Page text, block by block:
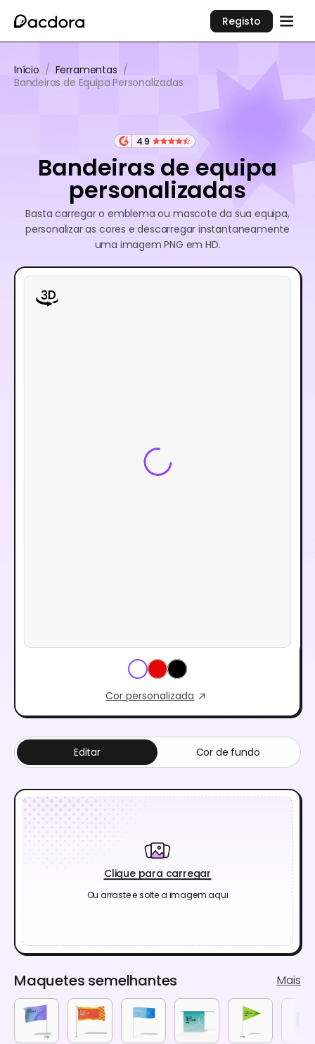
Registo
Início / Ferramentas /
Bandeiras de Equipa Personalizadas
4.9
Bandeiras de equipa
personalizadas
Basta carregar o emblema ou mascote da sua equipa,
personalizar as cores e descarregar instantaneamente
uma imagem PNG em HD.
Cor personalizada
Clique para carregar
Ou arraste e solte a imagem aqui
Editar Cor de fundo
Maquetes semelhantes Mais